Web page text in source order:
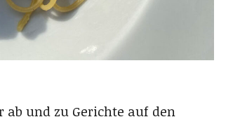
und zu Gerichte auf den